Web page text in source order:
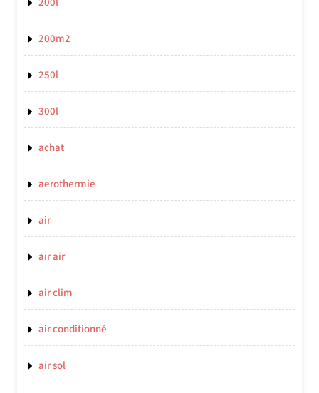
200m2
250l
300l
achat
aerothermie
air
air air
air clim
air conditionné
air sol